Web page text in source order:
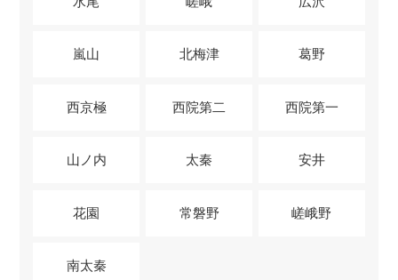
嵐山 北梅津 葛野
西京極 西院第二 西院第一
山ノ内 太秦 安井
花園 常磐野 嵯峨野
南太秦